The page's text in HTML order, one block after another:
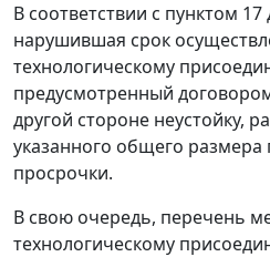
В соответствии с пунктом
нарушившая срок
технологическому
предусмотренный
другой стороне неустойку,
указанного общего
просрочки.
В свою очередь, перечень
технологическому